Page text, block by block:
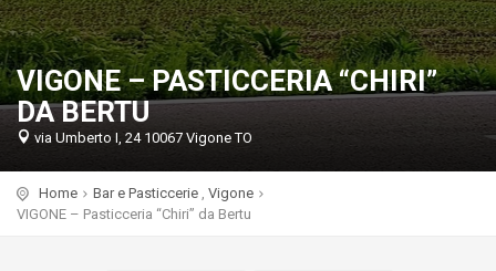
VIGONE – PASTICCERIA “CHIRI”
DA BERTU
via Umberto I, 24 10067 Vigone TO
Home Bar e Pasticcerie , Vigone
VIGONE – Pasticceria “Chiri” da Bertu